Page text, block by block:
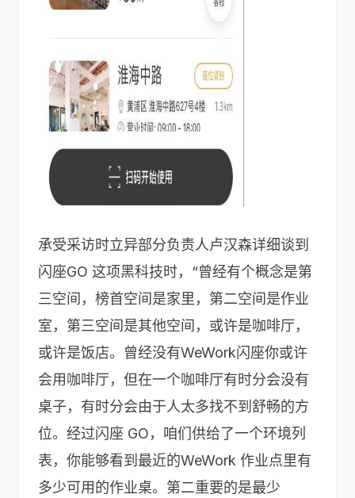
承受采访时立异部分负责人卢汉森详细谈到
闪座GO 这项黑科技时，“曾经有个概念是第
三空间，榜首空间是家里，第二空间是作业
室，第三空间是其他空间，或许是咖啡厅，
或许是饭店。曾经没有WeWork闪座你或许
会用咖啡厅，但在一个咖啡厅有时分会没有
桌子，有时分会由于人太多找不到舒畅的方
位。经过闪座 GO，咱们供给了一个环境列
表，你能够看到最近的WeWork 作业点里有
多少可用的作业桌。第二重要的是最少